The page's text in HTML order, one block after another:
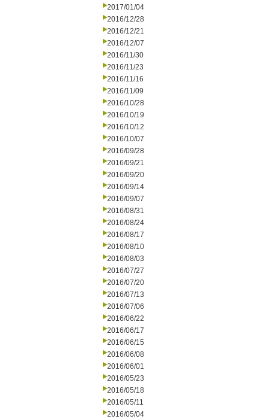
2017/01/04
2016/12/28
2016/12/21
2016/12/07
2016/11/30
2016/11/23
2016/11/16
2016/11/09
2016/10/28
2016/10/19
2016/10/12
2016/10/07
2016/09/28
2016/09/21
2016/09/20
2016/09/14
2016/09/07
2016/08/31
2016/08/24
2016/08/17
2016/08/10
2016/08/03
2016/07/27
2016/07/20
2016/07/13
2016/07/06
2016/06/22
2016/06/17
2016/06/15
2016/06/08
2016/06/01
2016/05/23
2016/05/18
2016/05/11
2016/05/04